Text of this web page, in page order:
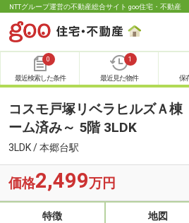
NTTグループ運営の不動産総合サイト goo住宅・不動産
0
最近検索した条件
1
最近見た物件 保
コスモ戸塚リベラヒルズＡ
ーム済み～ 5階 3LDK
3LDK / 本郷台駅
価格2,499万円
特徴 地図